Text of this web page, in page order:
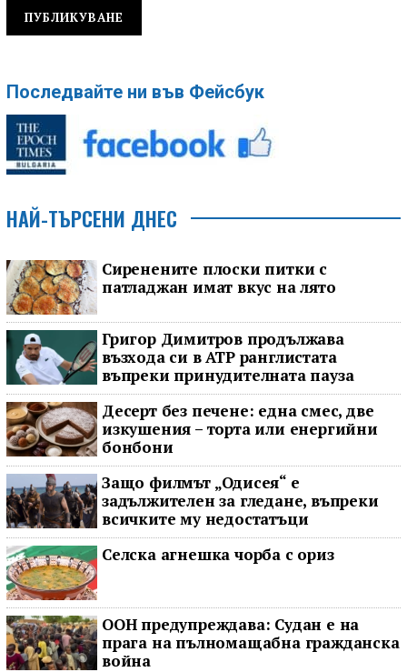
Последвайте ни във Фейсбук
НАЙ-ТЪРСЕНИ ДНЕС
Сиренените плоски питки с
патладжан имат вкус на лято
Григор Димитров продължава
възхода си в ATP ранглистата
въпреки принудителната пауза
Десерт без печене: една смес, две
изкушения – торта или енергийни
бонбони
Защо филмът „Одисея“ е
задължителен за гледане, въпреки
всичките му недостатъци
Селска агнешка чорба с ориз
ООН предупреждава: Судан е на
прага на пълномащабна гражданска
война